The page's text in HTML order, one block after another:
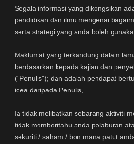
Segala informasi yang dikongsikan
pendidikan dan ilmu mengenai
serta strategi yang anda boleh
Maklumat yang terkandung dalam
berdasarkan kepada kajian dan
("Penulis"); dan adalah pendapat
idea daripada Penulis,
Ia tidak melibatkan sebarang aktiviti
tidak memberitahu anda pelaburan
sekuriti / saham / bon mana patut